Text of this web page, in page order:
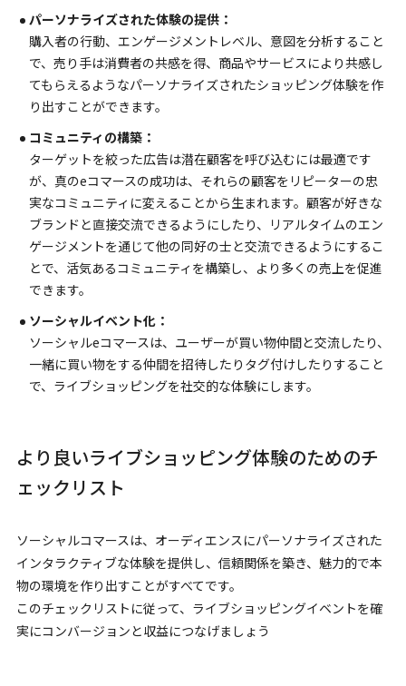
パーソナライズされた体験の提供：
購入者の行動、エンゲージメントレベル、意図を分析すること
で、売り手は消費者の共感を得、商品やサービスにより共感し
てもらえるようなパーソナライズされたショッピング体験を作
り出すことができます。
コミュニティの構築：
ターゲットを絞った広告は潜在顧客を呼び込むには最適です
が、真のeコマースの成功は、それらの顧客をリピーターの忠
実なコミュニティに変えることから生まれます。顧客が好きな
ブランドと直接交流できるようにしたり、リアルタイムのエン
ゲージメントを通じて他の同好の士と交流できるようにするこ
とで、活気あるコミュニティを構築し、より多くの売上を促進
できます。
ソーシャルイベント化：
ソーシャルeコマースは、ユーザーが買い物仲間と交流したり、
一緒に買い物をする仲間を招待したりタグ付けしたりすること
で、ライブショッピングを社交的な体験にします。
より良いライブショッピング体験のためのチ
ェックリスト
ソーシャルコマースは、オーディエンスにパーソナライズされた
インタラクティブな体験を提供し、信頼関係を築き、魅力的で本
物の環境を作り出すことがすべてです。
このチェックリストに従って、ライブショッピングイベントを確
実にコンバージョンと収益につなげましょう